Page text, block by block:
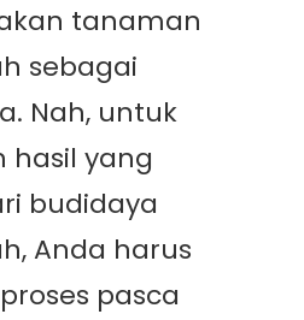
tanaman
sebagai
Nah, untuk
hasil yang
budidaya
Anda harus
pasca